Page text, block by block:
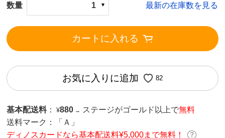
数量 1 最新の在庫数を見る
カートに入れる
お気に入りに追加 82
基本配送料 ： ¥880 → ステージがゴールド以上で無料
送料マーク：
「Ａ」
ディノスカードなら基本配送料¥5,000まで無料！